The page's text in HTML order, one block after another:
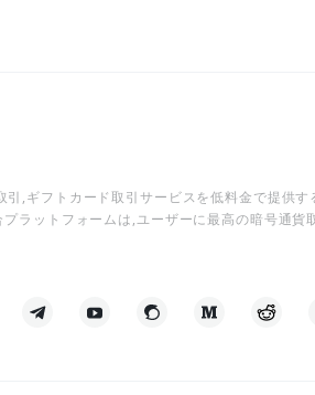
,ギフトカード取引サービスを低料金で提供す
ラットフォームは,ユーザーに最高の暗号通貨